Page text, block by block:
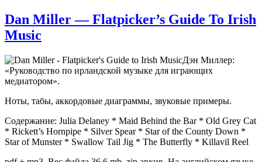
Dan Miller — Flatpicker’s Guide To Irish
Music
Дэн Миллер:
«Руководство по ирландской музыке для играющих
медиатором».
Ноты, табы, аккордовые диаграммы, звуковые примеры.
Содержание: Julia Delaney * Maid Behind the Bar * Old Grey Cat
* Rickett’s Hornpipe * Silver Spear * Star of the County Down *
Star of Munster * Swallow Tail Jig * The Butterfly * Killavil Reel